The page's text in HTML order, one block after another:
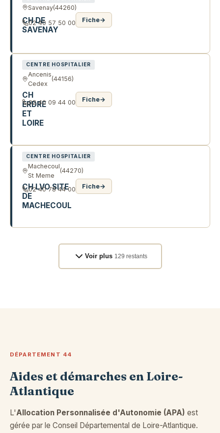
Savenay(44260)
CH DE
SAVENAY
02 40 57 50 00 Fiche→
CENTRE HOSPITALIER
Ancenis
Cedex
(44156)
CH
ERDRE
ET
LOIRE
02 40 09 44 00 Fiche→
CENTRE HOSPITALIER
Machecoul
St Meme
(44270)
CH LVO SITE
DE
MACHECOUL
02 40 78 44 00 Fiche→
Voir plus 129 restants
DÉPARTEMENT 44
Aides et démarches en Loire-
Atlantique
L'Allocation Personnalisée d'Autonomie (APA) est
gérée par le Conseil Départemental de Loire-Atlantique.